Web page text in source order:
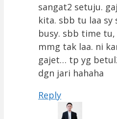
sangat2 setuju.
kita. sbb tu laa sy
busy. sbb time
mmg tak laa. ni
gajet… tp yg
dgn jari hahaha
Reply